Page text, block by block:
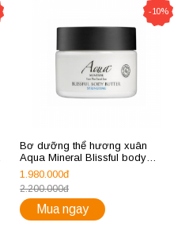
-10%
Bơ dưỡng thể hương xuân
Aqua Mineral Blissful body
butter Springtime
1.980.000đ
2.200.000đ
Mua ngay